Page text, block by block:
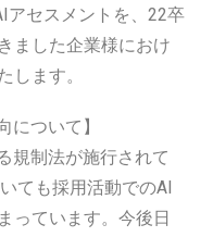
アセスメントを、22卒
ました企業様におけ
します。
について】
規制法が施行されて
ても採用活動でのAI
っています。今後日